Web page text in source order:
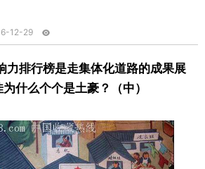
12-29
力排行榜是走集体化道路的成果展
什么个个是土豪？（中）